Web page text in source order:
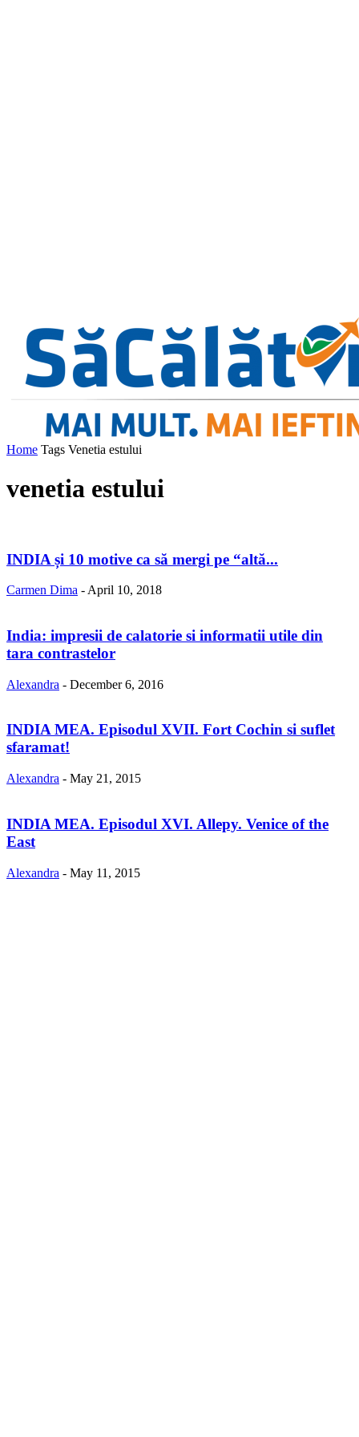
Home Tags Venetia estului
venetia estului
INDIA și 10 motive ca să mergi pe “altă...
Carmen Dima - April 10, 2018
India: impresii de calatorie si informatii utile din
tara contrastelor
Alexandra - December 6, 2016
INDIA MEA. Episodul XVII. Fort Cochin si suflet
sfaramat!
Alexandra - May 21, 2015
INDIA MEA. Episodul XVI. Allepy. Venice of the
East
Alexandra - May 11, 2015